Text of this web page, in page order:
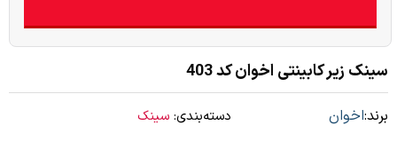
سینک زیر کابینتی اخوان کد 403
برند:اخوان دسته‌بندی: سینک